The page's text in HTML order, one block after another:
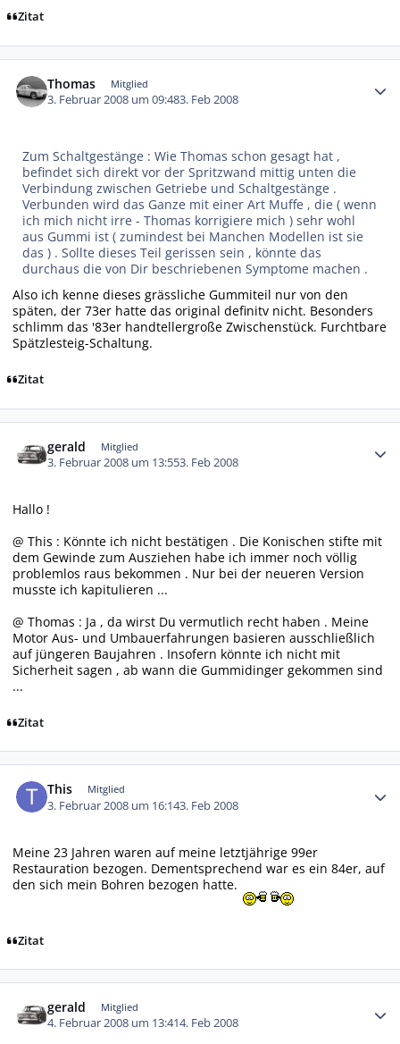
Zitat
Thomas Mitglied
3. Februar 2008 um 09:483. Feb 2008
Zum Schaltgestänge : Wie Thomas schon gesagt hat ,
befindet sich direkt vor der Spritzwand mittig unten die
Verbindung zwischen Getriebe und Schaltgestänge .
Verbunden wird das Ganze mit einer Art Muffe , die ( wenn
ich mich nicht irre - Thomas korrigiere mich ) sehr wohl
aus Gummi ist ( zumindest bei Manchen Modellen ist sie
das ) . Sollte dieses Teil gerissen sein , könnte das
durchaus die von Dir beschriebenen Symptome machen .
Also ich kenne dieses grässliche Gummiteil nur von den
späten, der 73er hatte das original definitv nicht. Besonders
schlimm das '83er handtellergroße Zwischenstück. Furchtbare
Spätzlesteig-Schaltung.
Zitat
gerald Mitglied
3. Februar 2008 um 13:553. Feb 2008
Hallo !
@ This : Könnte ich nicht bestätigen . Die Konischen stifte mit
dem Gewinde zum Ausziehen habe ich immer noch völlig
problemlos raus bekommen . Nur bei der neueren Version
musste ich kapitulieren ...
@ Thomas : Ja , da wirst Du vermutlich recht haben . Meine
Motor Aus- und Umbauerfahrungen basieren ausschließlich
auf jüngeren Baujahren . Insofern könnte ich nicht mit
Sicherheit sagen , ab wann die Gummidinger gekommen sind
...
Zitat
This Mitglied
3. Februar 2008 um 16:143. Feb 2008
Meine 23 Jahren waren auf meine letztjährige 99er
Restauration bezogen. Dementsprechend war es ein 84er, auf
den sich mein Bohren bezogen hatte.
Zitat
gerald Mitglied
4. Februar 2008 um 13:414. Feb 2008